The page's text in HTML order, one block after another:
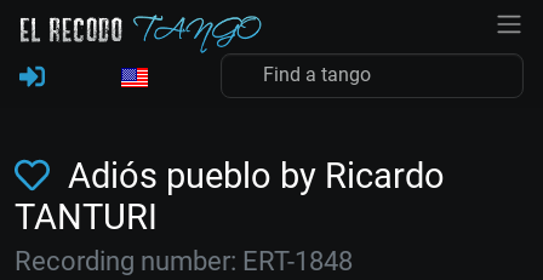
Adiós pueblo by Ricardo
TANTURI
Recording number: ERT-1848